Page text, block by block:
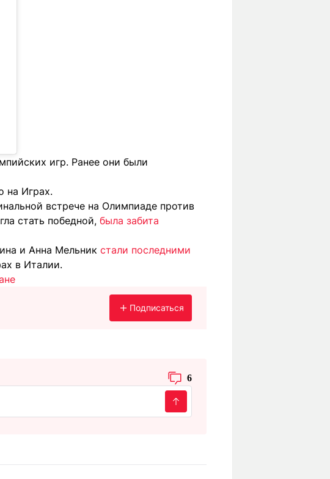
игр. Ранее они были
на Играх.
встрече на Олимпиаде против
стать победной, была забита
и Анна Мельник стали последними
в Италии.
Подписаться
6